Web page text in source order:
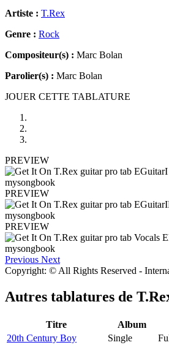
Artiste : T.Rex
Genre : Rock
Compositeur(s) : Marc Bolan
Parolier(s) : Marc Bolan
JOUER CETTE TABLATURE
PREVIEW
PREVIEW
PREVIEW
Previous Next
Copyright: © All Rights Reserved -
Autres tablatures de
Titre Album
20th Century Boy
Single